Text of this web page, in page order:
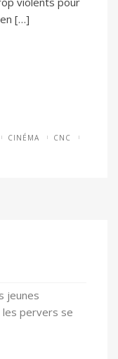
[…]
CINÉMA
CNC
jeunes
les pervers se